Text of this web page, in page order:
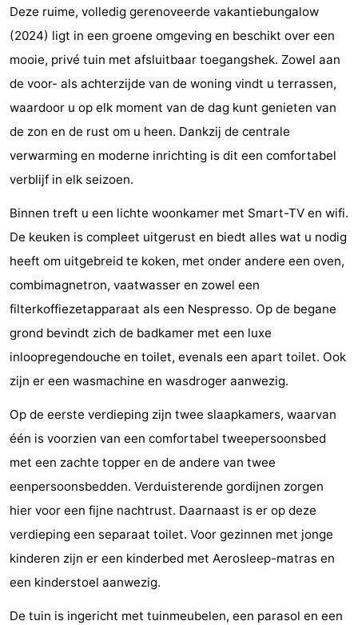
Park
Loverendale
-
Résidence
Wijngaerde
Bed
(&
breakfasts)
Campings
Hotels
Vakantiehuizen
Buitenhof
Domburg
-
Hof
Domburg
Westhove
Last
minutes
Strand
Zien
&
Bezienswaardigheden
Musea
-
Molens
-
Deze ruime, volledig gerenoveerde vakantiebungalow
(2024) ligt in een groene omgeving en beschikt over een
mooie, privé tuin met afsluitbaar toegangshek. Zowel aan
de voor- als achterzijde van de woning vindt u terrassen,
waardoor u op elk moment van de dag kunt genieten van
de zon en de rust om u heen. Dankzij de centrale
verwarming en moderne inrichting is dit een comfortabel
verblijf in elk seizoen.
Binnen treft u een lichte woonkamer met Smart-TV en wifi.
De keuken is compleet uitgerust en biedt alles wat u nodig
heeft om uitgebreid te koken, met onder andere een oven,
combimagnetron, vaatwasser en zowel een
filterkoffiezetapparaat als een Nespresso. Op de begane
grond bevindt zich de badkamer met een luxe
inloopregendouche en toilet, evenals een apart toilet. Ook
zijn er een wasmachine en wasdroger aanwezig.
Op de eerste verdieping zijn twee slaapkamers, waarvan
één is voorzien van een comfortabel tweepersoonsbed
met een zachte topper en de andere van twee
eenpersoonsbedden. Verduisterende gordijnen zorgen
hier voor een fijne nachtrust. Daarnaast is er op deze
verdieping een separaat toilet. Voor gezinnen met jonge
kinderen zijn er een kinderbed met Aerosleep-matras en
een kinderstoel aanwezig.
De tuin is ingericht met tuinmeubelen, een parasol en een